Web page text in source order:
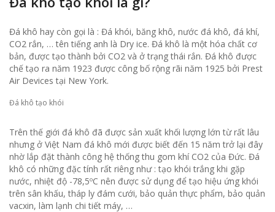
Đá khô hay còn gọi là : Đá khói, băng khô, nước đá khô, đá khí,
CO2 rắn, … tên tiếng anh là Dry ice. Đá khô là một hóa chất cơ
bản, được tạo thành bởi CO2 và ở trạng thái rắn. Đá khô được
chế tạo ra năm 1923 được công bố rộng rãi năm 1925 bởi Prest
Air Devices tại New York.
Đá khô tạo khói
Trên thế giới đá khô đã được sản xuất khối lượng lớn từ rất lâu
nhưng ở Việt Nam đá khô mới được biết đến 15 năm trở lại đây
nhờ lắp đặt thành công hệ thống thu gom khí CO2 của Đức. Đá
khô có những đặc tính rất riêng như : tạo khói trắng khi gặp
nước, nhiệt độ -78,5ºC nên được sử dụng để tạo hiệu ứng khói
trên sân khấu, tháp ly đám cưới, bảo quản thực phẩm, bảo quản
vacxin, làm lạnh chi tiết máy, …